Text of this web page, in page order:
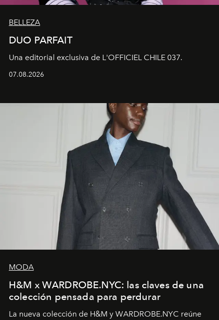
BELLEZA
DUO PARFAIT
Una editorial exclusiva de L'OFFICIEL CHILE 037.
07.08.2026
MODA
H&M x WARDROBE.NYC: las claves de una
colección pensada para perdurar
La nueva colección de H&M y WARDROBE.NYC reúne